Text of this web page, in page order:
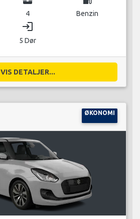
4 Benzin
login
5 Dør
VIS DETALJER...
ØKONOMI